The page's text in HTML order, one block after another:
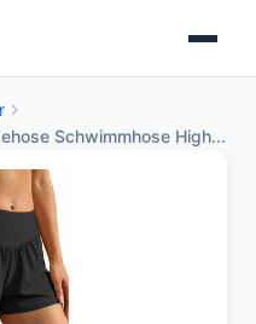
Schwimmhose High...